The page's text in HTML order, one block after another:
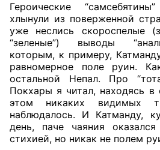
Героические
хлынули из поверженной
уже неслись скороспелые
“зеленые”) выводы
которым, к примеру,
равномерное поле руин.
остальной Непал. Про
Покхары я читал, находясь
этом никаких видимых
наблюдалось. И Катманду,
день, паче чаяния
стихией, но никак не полем